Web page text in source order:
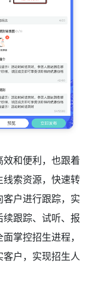
和便利，也跟着
索资源，快速转
户进行跟踪，实
跟踪、试听、报
掌控招生进程，
户，实现招生人